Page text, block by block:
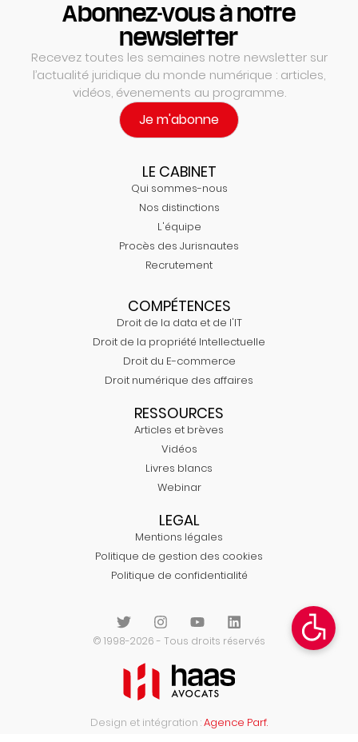
Abonnez-vous à notre
newsletter
Recevez toutes les semaines notre newsletter sur
l’actualité juridique du monde numérique : articles,
vidéos, évenements au programme.
Je m'abonne
LE CABINET
Qui sommes-nous
Nos distinctions
L'équipe
Procès des Jurisnautes
Recrutement
COMPÉTENCES
Droit de la data et de l'IT
Droit de la propriété Intellectuelle
Droit du E-commerce
Droit numérique des affaires
RESSOURCES
Articles et brèves
Vidéos
Livres blancs
Webinar
LEGAL
Mentions légales
Politique de gestion des cookies
Politique de confidentialité
© 1998-2026 - Tous droits réservés
Design et intégration :Agence Parf.